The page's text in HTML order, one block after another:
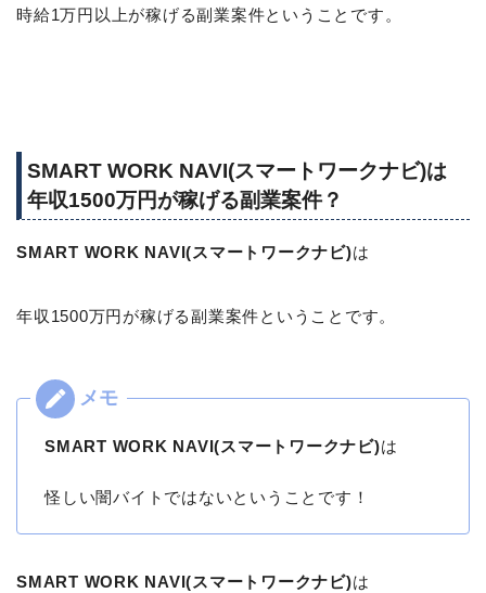
時給1万円以上が稼げる副業案件ということです。
SMART WORK NAVI(スマートワークナビ)は
年収1500万円が稼げる副業案件？
SMART WORK NAVI(スマートワークナビ)は
年収1500万円が稼げる副業案件ということです。
SMART WORK NAVI(スマートワークナビ)は
怪しい闇バイトではないということです！
SMART WORK NAVI(スマートワークナビ)は